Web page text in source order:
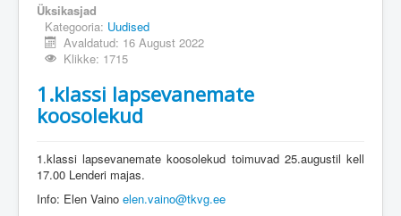
Üksikasjad
Kategooria: Uudised
Avaldatud: 16 August 2022
Klikke: 1715
1.klassi lapsevanemate
koosolekud
1.klassi lapsevanemate koosolekud toimuvad 25.augustil kell
17.00 Lenderi majas.
Info: Elen Vaino elen.vaino@tkvg.ee